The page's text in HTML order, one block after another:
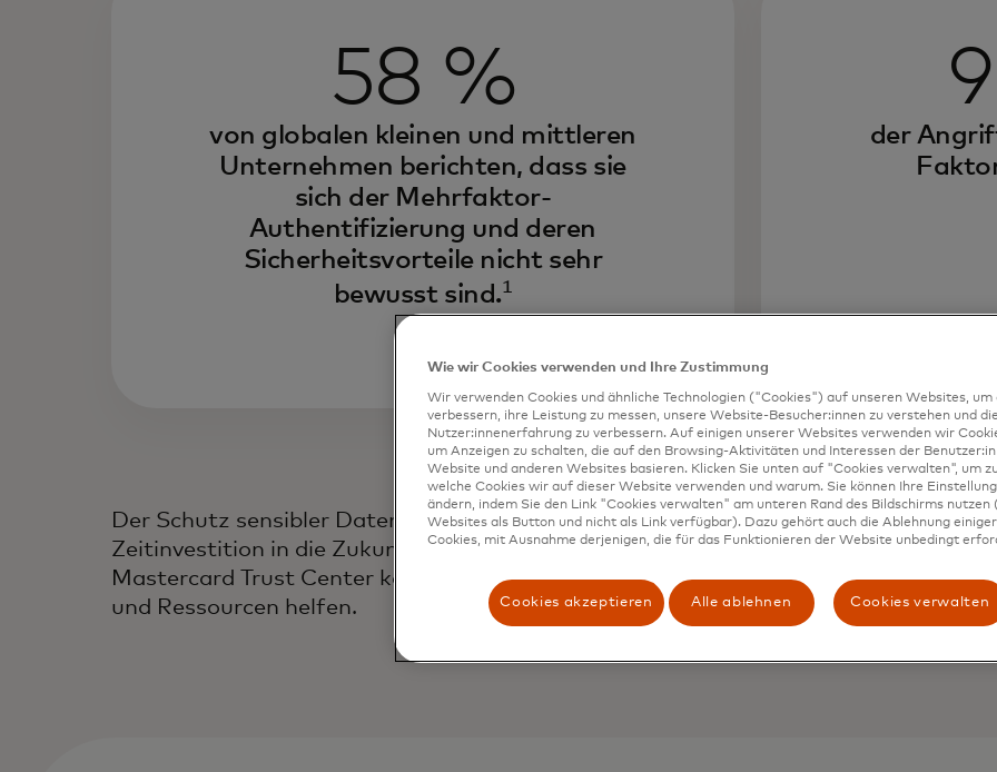
58 %
von globalen kleinen und mittleren
Unternehmen berichten, dass sie
sich der Mehrfaktor-
Authentifizierung und deren
Sicherheitsvorteile nicht sehr
bewusst sind.1
der
Der Schutz sensibler Daten vor Cyberkriminellen ist eine
Zeitinvestition in die Zukunft Ihres Unternehmens. Das
Mastercard Trust Center kann Ihnen mit Experten-Tools
und Ressourcen helfen.
Wie wir Cookies verwenden und Ihre Zustimmung
Wir verwenden Cookies und ähnliche Technologien ("Cookies") auf unseren Websites, um
verbessern, ihre Leistung zu messen, unsere Website-Besucher:innen zu verstehen und
Nutzer:innenerfahrung zu verbessern. Auf einigen unserer Websites verwenden wir
um Anzeigen zu schalten, die auf den Browsing-Aktivitäten und Interessen der
Website und anderen Websites basieren. Klicken Sie unten auf "Cookies verwalten", um
welche Cookies wir auf dieser Website verwenden und warum. Sie können Ihre
ändern, indem Sie den Link "Cookies verwalten" am unteren Rand des Bildschirms nutzen
Websites als Button und nicht als Link verfügbar). Dazu gehört auch die Ablehnung
Cookies, mit Ausnahme derjenigen, die für das Funktionieren der Website unbedingt
Cookies akzeptieren Alle ablehnen Cookies verwalten